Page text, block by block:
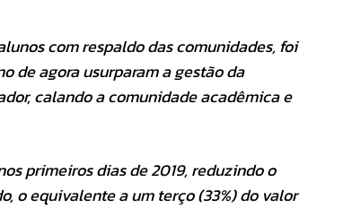
com respaldo das comunidades, foi
de agora usurparam a gestão da
calando a comunidade acadêmica e
primeiros dias de 2019, reduzindo o
o equivalente a um terço (33%) do valor